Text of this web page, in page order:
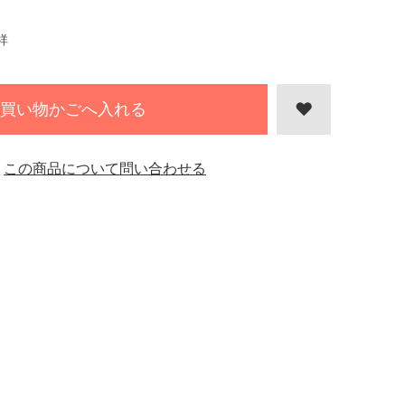
買い物かごへ入れる
この商品について問い合わせる